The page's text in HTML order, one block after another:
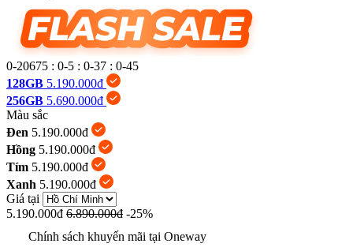
0-20675 : 0-5 : 0-37 : 0-46
128GB 5.190.000đ
256GB 5.690.000đ
Màu sắc
Đen 5.190.000đ
Hồng 5.190.000đ
Tím 5.190.000đ
Xanh 5.190.000đ
Giá tại
5.190.000đ 6.890.000đ -25%
Chính sách khuyến mãi tại Oneway